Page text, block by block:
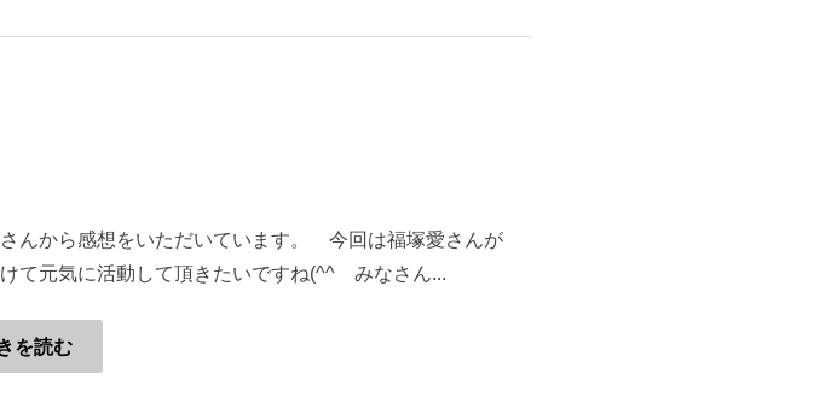
んから感想をいただいています。 今回は福塚愛さんが
て元気に活動して頂きたいですね(^^ゞみなさん...
を読む